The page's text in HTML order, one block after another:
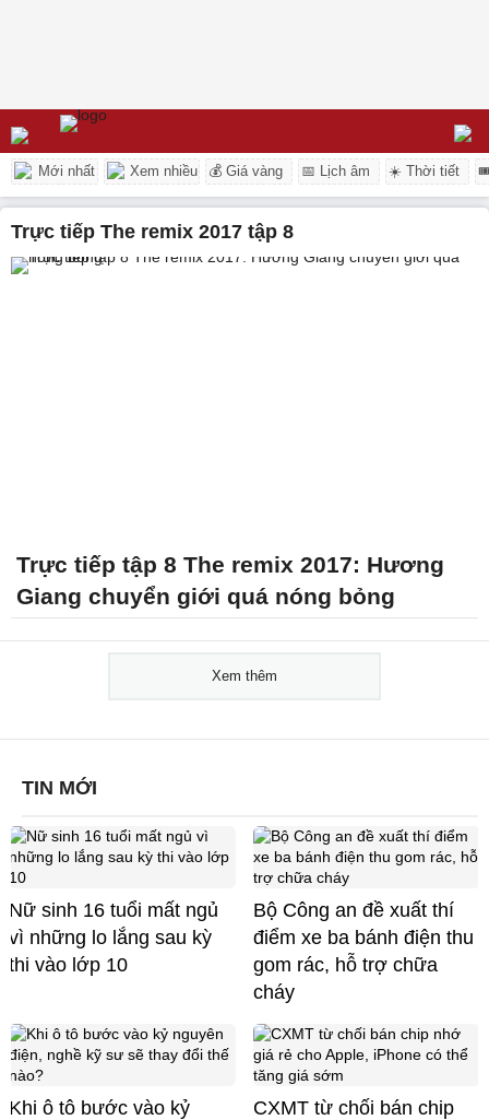
Mới nhất Xem nhiều 💰 Giá vàng 📅 Lịch âm ☀️ Thời tiết
trực tiếp The remix 2017 tập 8
Trực tiếp tập 8 The remix 2017: Hương
Giang chuyển giới quá nóng bỏng
Xem thêm
TIN MỚI
Nữ sinh 16 tuổi mất ngủ
vì những lo lắng sau kỳ
thi vào lớp 10
Bộ Công an đề xuất thí
điểm xe ba bánh điện thu
gom rác, hỗ trợ chữa
cháy
Khi ô tô bước vào kỷ
CXMT từ chối bán chip